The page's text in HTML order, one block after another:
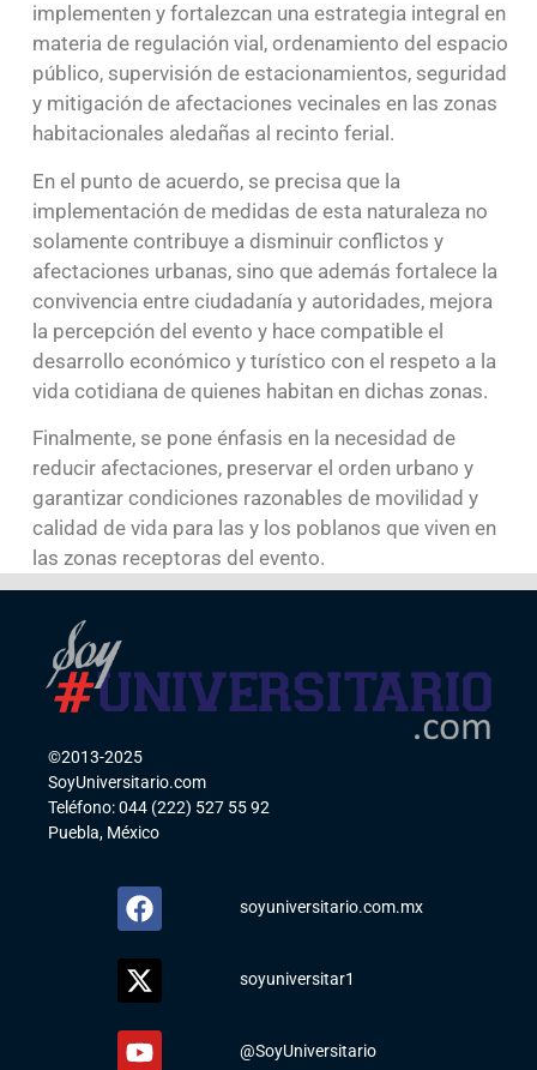
implementen y fortalezcan una estrategia integral en
materia de regulación vial, ordenamiento del espacio
público, supervisión de estacionamientos, seguridad
y mitigación de afectaciones vecinales en las zonas
habitacionales aledañas al recinto ferial.
En el punto de acuerdo, se precisa que la
implementación de medidas de esta naturaleza no
solamente contribuye a disminuir conflictos y
afectaciones urbanas, sino que además fortalece la
convivencia entre ciudadanía y autoridades, mejora
la percepción del evento y hace compatible el
desarrollo económico y turístico con el respeto a la
vida cotidiana de quienes habitan en dichas zonas.
Finalmente, se pone énfasis en la necesidad de
reducir afectaciones, preservar el orden urbano y
garantizar condiciones razonables de movilidad y
calidad de vida para las y los poblanos que viven en
las zonas receptoras del evento.
©2013-2025
SoyUniversitario.com
Teléfono: 044 (222) 527 55 92
Puebla, México
soyuniversitario.com.mx
soyuniversitar1
@SoyUniversitario